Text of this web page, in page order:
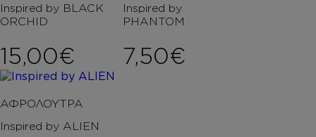
Inspired by BLACK
ORCHID
15,00€
Inspired by
PHANTOM
7,50€
ΑΦΡΟΛΟΥΤΡΑ
Inspired by ALIEN